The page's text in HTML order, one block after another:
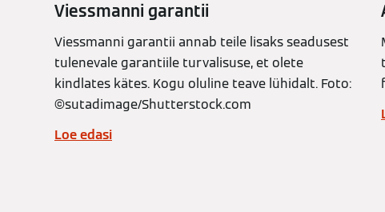
Viessmanni garantii
Viessmanni garantii annab teile lisaks seadusest
tulenevale garantiile turvalisuse, et olete
kindlates kätes. Kogu oluline teave lühidalt. Foto:
©️sutadimage/Shutterstock.com
Loe edasi